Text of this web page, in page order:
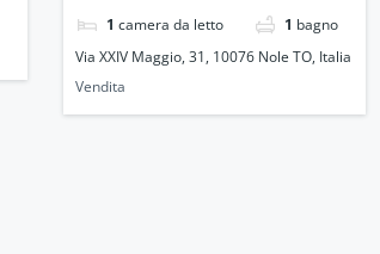
1 camera da letto 1 bagno
Via XXIV Maggio, 31, 10076 Nole TO, Italia
Vendita